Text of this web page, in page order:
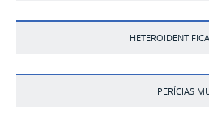
PERÍCIAS